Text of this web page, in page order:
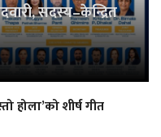
सदस्य–केन्द्रित
होला’को शीर्ष गीत